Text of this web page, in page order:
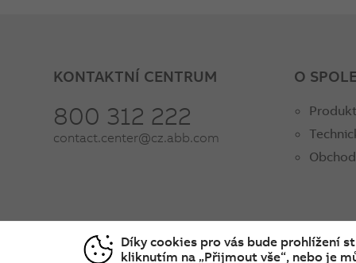
KONTAKTNÍ CENTRUM
800 312 222
contact.center@cz.abb.com
O
Díky cookies pro vás bude prohlížení
kliknutím na „Přijmout vše“, nebo je